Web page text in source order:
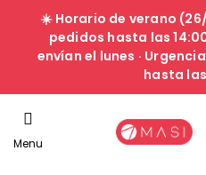
☀️ Horario de verano
pedidos hasta las
envían el lunes ·
hasta
Menu